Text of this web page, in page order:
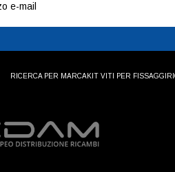
RICERCA PER MARCAKIT VITI PER FISSAGGI